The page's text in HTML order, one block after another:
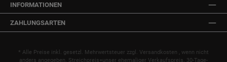
INFORMATIONEN
ZAHLUNGSARTEN
* Alle Preise inkl. gesetzl. Mehrwertsteuer zzgl. Versandkosten , wenn nicht
anders angegeben. Streichpreis=unser ehemaliger Verkaufspreis. 30-Tage-